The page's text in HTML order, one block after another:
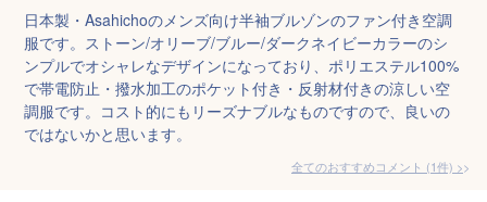
日本製・Asahichoのメンズ向け半袖ブルゾンのファン付き空調
服です。ストーン/オリーブ/ブルー/ダークネイビーカラーのシ
ンプルでオシャレなデザインになっており、ポリエステル100%
で帯電防止・撥水加工のポケット付き・反射材付きの涼しい空
調服です。コスト的にもリーズナブルなものですので、良いの
ではないかと思います。
全てのおすすめコメント (1件) >